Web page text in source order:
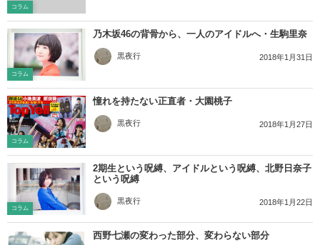
コラム
コラム
乃木坂46の背骨から、一人のアイドルへ・生駒里奈
黒夜行 2018年1月31日
コラム
憧れを持たない正直者・大園桃子
黒夜行 2018年1月27日
コラム
2期生という呪縛、アイドルという呪縛、北野日奈子
という呪縛
黒夜行 2018年1月22日
西野七瀬の変わった部分、変わらない部分